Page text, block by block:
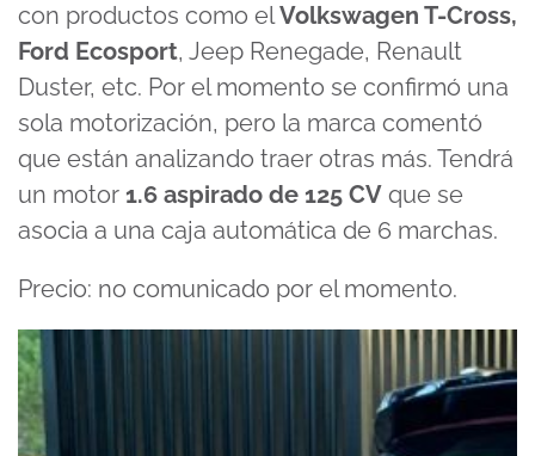
con productos como elVolkswagen T-Cross,
Ford Ecosport, Jeep Renegade, Renault
Duster, etc. Por el momento se confirmó una
sola motorización, pero la marca comentó
que están analizando traer otras más. Tendrá
un motor 1.6 aspirado de 125 CV que se
asocia a una caja automática de 6 marchas.
Precio: no comunicado por el momento.